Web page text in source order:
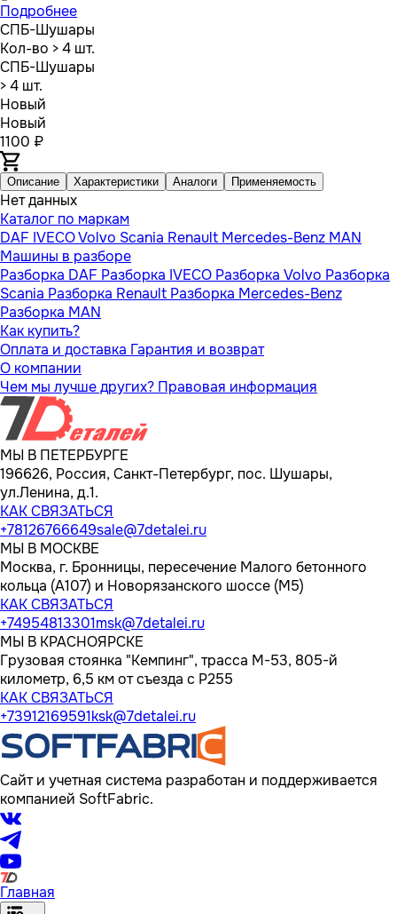
Подробнее
СПБ-Шушары
Кол-во > 4 шт.
СПБ-Шушары
> 4 шт.
Новый
Новый
1100 ₽
Описание Характеристики Аналоги Применяемость
Нет данных
Каталог по маркам
DAF IVECOVolvo Scania Renault Mercedes-Benz MAN
Машины в разборе
Разборка DAF Разборка IVECO Разборка Volvo Разборка
Scania Разборка Renault Разборка Mercedes-Benz
Разборка MAN
Как купить?
Оплата и доставка Гарантия и возврат
О компании
Чем мы лучше других? Правовая информация
МЫ В ПЕТЕРБУРГЕ
196626, Россия, Санкт-Петербург, пос. Шушары,
ул.Ленина, д.1.
КАК СВЯЗАТЬСЯ
+78126766649sale@7detalei.ru
МЫ В МОСКВЕ
Москва, г. Бронницы, пересечение Малого бетонного
кольца (А107) и Новорязанского шоссе (М5)
КАК СВЯЗАТЬСЯ
+74954813301msk@7detalei.ru
МЫ В КРАСНОЯРСКЕ
Грузовая стоянка "Кемпинг", трасса M-53, 805-й
километр, 6,5 км от съезда с Р255
КАК СВЯЗАТЬСЯ
+73912169591ksk@7detalei.ru
Сайт и учетная система разработан и поддерживается
компанией SoftFabric.
Главная